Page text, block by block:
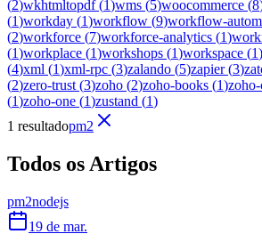
(2)wkhtmltopdf(1)wms (5)woocommerce (8
(1)workday (1)workflow (9)workflow-
(2)workforce (7)workforce-analytics (1)
(1)workplace (1)workshops (1)workspace (1)
(4)xml (1)xml-rpc (3)zalando (5)zapier(3)
(2)zero-trust (3)zoho (2)zoho-books (1)
(1)zoho-one (1)zustand (1)
1 resultadopm2
Todos os Artigos
pm2nodejs
19 de mar.